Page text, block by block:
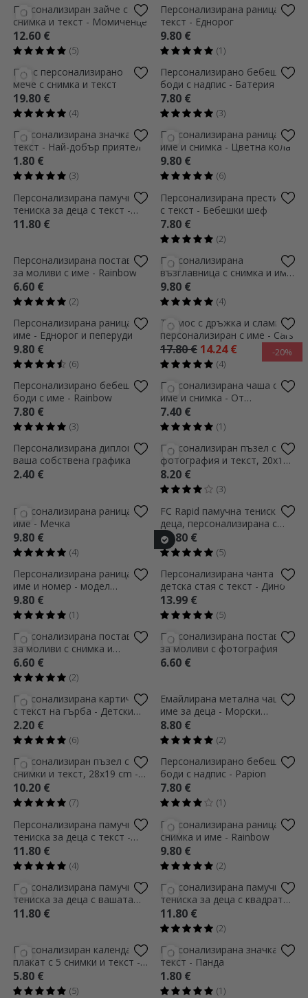
Персонализирано пъзел с
фотография и текст 28x19
(7)
Персонализирана LED
нощна лампа с снимка и
(14)
послание – Рапидист от
ранна възраст
7.80 €
(5)
Персонализирано бебешко
боди с надпис - по желание
на клиента
7.80 €
(2)
Персонализирана диплома с
текст и снимка за деца
2.40 €
Персонализирана чаша за
деца с име - Сладко
животно
6.80 €
Персонализирана раница с
име за момчета - Мече
9.80 €
Емайлирана метална чаша с
име и инициал за деца -
Динозавър
8.80 €
Персонализирана закладка
с снимка и текст - Любител
на книгите
1.40 €
Устройство за улавяне на
бонбони
48.19 €
Персонализирано бебешко
боди с име - Великденски
заек
7.80 €
Персонализирана LED
нощна лампа с снимка и
текст - Бебе момиче
17.19 €
снимка и текст - Момиченце
12.60 €
Персонализирана раница с
текст - Еднорог
9.80 €
мече с снимка и текст
19.80 €
Персонализирано бебешко
боди с надпис - Батерия
7.80 €
Персонализирана значка с
текст - Най-добър приятел
1.80 €
Персонализирана раница с
име и снимка - Цветна кола
9.80 €